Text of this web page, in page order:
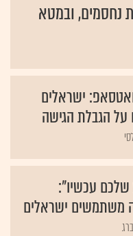
נחסמים, ובמטא
ישראלים
על הגבלת הגישה
עכשיו":
משתמשים ישראלים